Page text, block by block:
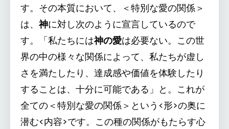
す。その本質において、＜特別な愛の関係＞
は、 神に対し次のように宣言しているので
す。「私たちには神の愛は必要ない。この世
界の中の様々な関係によって、私たちが虚し
さを満たしたり、達成感や価値を体験したり
することは、十分に可能である」と。これが
全ての＜特別な愛の関係＞という<形>の奥に
潜む<内容>です。この種の関係がもたらす心